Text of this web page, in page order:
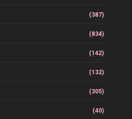
(387)
(834)
(142)
(132)
(305)
(40)